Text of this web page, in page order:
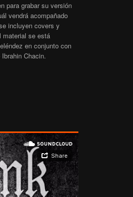
para grabar su versión
vendrá acompañado
incluyen covers y
material se está
en conjunto con
Chacin.